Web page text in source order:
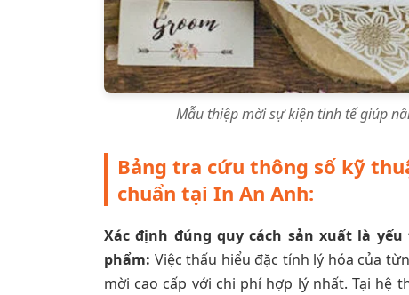
Mẫu thiệp mời sự kiện tinh tế giúp
Bảng tra cứu thông số kỹ
chuẩn tại In An Anh:
Xác định đúng quy cách sản xuất là
phẩm: Việc thấu hiểu đặc tính lý hóa của
mời cao cấp với chi phí hợp lý nhất. Tại hệ